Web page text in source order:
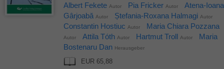
Albert Fekete Autor Pia Fricker Autor
Atena-Ioana
Gârjoabă Autor Ștefania-Roxana Halmagi Autor
Constantin Hostiuc Autor Maria Chiara Pozzana
Autor Attila Tóth Autor Hartmut Troll Autor
Maria
Bostenaru Dan Herausgeber
EUR 65,88